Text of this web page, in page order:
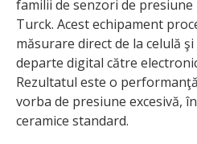
familii de senzori de presiune
Turck. Acest echipament
măsurare direct de la celulă
departe digital către
Rezultatul este o
vorba de presiune excesivă,
ceramice standard.